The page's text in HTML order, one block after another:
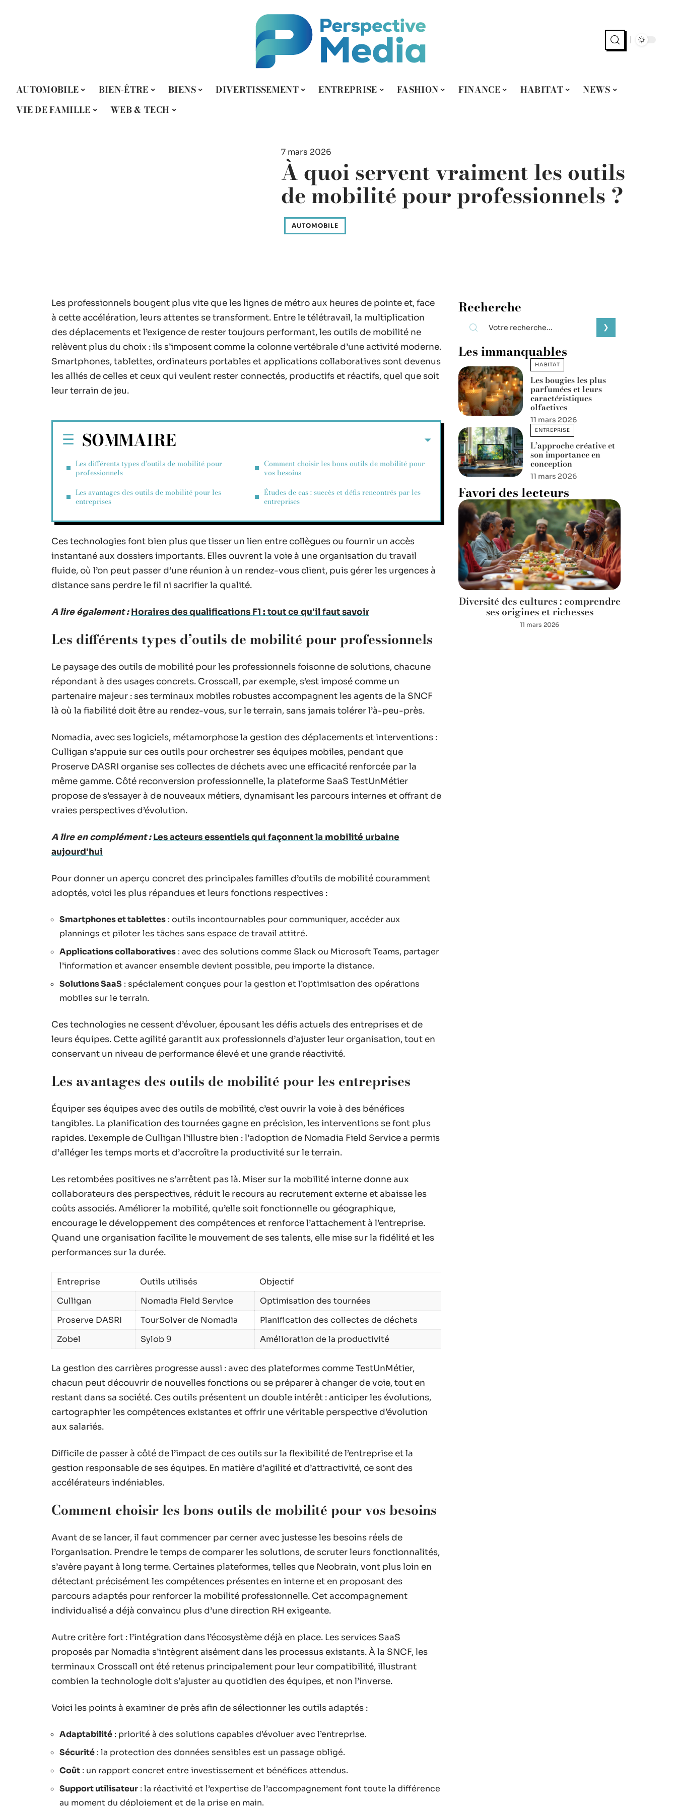
AUTOMOBILE BIEN-ÊTRE BIENS DIVERTISSEMENT ENTREPRISE FASHION FINANCE HABITAT
NEWS
VIE DE FAMILLE
WEB & TECH
7 mars 2026
À quoi servent vraiment les outils
de mobilité pour professionnels ?
AUTOMOBILE
Les professionnels bougent plus vite que les lignes de métro aux heures de pointe et, face
à cette accélération, leurs attentes se transforment. Entre le télétravail, la multiplication
des déplacements et l’exigence de rester toujours performant, les outils de mobilité ne
relèvent plus du choix : ils s’imposent comme la colonne vertébrale d’une activité moderne.
Smartphones, tablettes, ordinateurs portables et applications collaboratives sont devenus
les alliés de celles et ceux qui veulent rester connectés, productifs et réactifs, quel que soit
leur terrain de jeu.
SOMMAIRE
Les différents types d’outils de mobilité pour
professionnels
Les avantages des outils de mobilité pour les
entreprises
Comment choisir les bons outils de mobilité pour
vos besoins
Études de cas : succès et défis rencontrés par les
entreprises
Ces technologies font bien plus que tisser un lien entre collègues ou fournir un accès
instantané aux dossiers importants. Elles ouvrent la voie à une organisation du travail
fluide, où l’on peut passer d’une réunion à un rendez-vous client, puis gérer les urgences à
distance sans perdre le fil ni sacrifier la qualité.
A lire également : Horaires des qualifications F1 : tout ce qu'il faut savoir
Les différents types d’outils de mobilité pour professionnels
Le paysage des outils de mobilité pour les professionnels foisonne de solutions, chacune
répondant à des usages concrets. Crosscall, par exemple, s’est imposé comme un
partenaire majeur : ses terminaux mobiles robustes accompagnent les agents de la SNCF
là où la fiabilité doit être au rendez-vous, sur le terrain, sans jamais tolérer l’à-peu-près.
Nomadia, avec ses logiciels, métamorphose la gestion des déplacements et interventions :
Culligan s’appuie sur ces outils pour orchestrer ses équipes mobiles, pendant que
Proserve DASRI organise ses collectes de déchets avec une efficacité renforcée par la
même gamme. Côté reconversion professionnelle, la plateforme SaaS TestUnMétier
propose de s’essayer à de nouveaux métiers, dynamisant les parcours internes et offrant de
vraies perspectives d’évolution.
A lire en complément : Les acteurs essentiels qui façonnent la mobilité urbaine
aujourd'hui
Pour donner un aperçu concret des principales familles d’outils de mobilité couramment
adoptés, voici les plus répandues et leurs fonctions respectives :
Smartphones et tablettes : outils incontournables pour communiquer, accéder aux
plannings et piloter les tâches sans espace de travail attitré.
Applications collaboratives : avec des solutions comme Slack ou Microsoft Teams, partager
l’information et avancer ensemble devient possible, peu importe la distance.
Solutions SaaS : spécialement conçues pour la gestion et l’optimisation des opérations
mobiles sur le terrain.
Ces technologies ne cessent d’évoluer, épousant les défis actuels des entreprises et de
leurs équipes. Cette agilité garantit aux professionnels d’ajuster leur organisation, tout en
conservant un niveau de performance élevé et une grande réactivité.
Les avantages des outils de mobilité pour les entreprises
Équiper ses équipes avec des outils de mobilité, c’est ouvrir la voie à des bénéfices
tangibles. La planification des tournées gagne en précision, les interventions se font plus
rapides. L’exemple de Culligan l’illustre bien : l’adoption de Nomadia Field Service a permis
d’alléger les temps morts et d’accroître la productivité sur le terrain.
Les retombées positives ne s’arrêtent pas là. Miser sur la mobilité interne donne aux
collaborateurs des perspectives, réduit le recours au recrutement externe et abaisse les
coûts associés. Améliorer la mobilité, qu’elle soit fonctionnelle ou géographique,
encourage le développement des compétences et renforce l’attachement à l’entreprise.
Quand une organisation facilite le mouvement de ses talents, elle mise sur la fidélité et les
performances sur la durée.
Entreprise Outils utilisés
Objectif
Culligan
Nomadia Field Service
Optimisation des tournées
Proserve DASRI
TourSolver de Nomadia
Planification des collectes de déchets
Zobel
Sylob 9 Amélioration de la productivité
La gestion des carrières progresse aussi : avec des plateformes comme TestUnMétier,
chacun peut découvrir de nouvelles fonctions ou se préparer à changer de voie, tout en
restant dans sa société. Ces outils présentent un double intérêt : anticiper les évolutions,
cartographier les compétences existantes et offrir une véritable perspective d’évolution
aux salariés.
Difficile de passer à côté de l’impact de ces outils sur la flexibilité de l’entreprise et la
gestion responsable de ses équipes. En matière d’agilité et d’attractivité, ce sont des
accélérateurs indéniables.
Comment choisir les bons outils de mobilité pour vos besoins
Avant de se lancer, il faut commencer par cerner avec justesse les besoins réels de
l’organisation. Prendre le temps de comparer les solutions, de scruter leurs fonctionnalités,
s’avère payant à long terme. Certaines plateformes, telles que Neobrain, vont plus loin en
détectant précisément les compétences présentes en interne et en proposant des
parcours adaptés pour renforcer la mobilité professionnelle. Cet accompagnement
individualisé a déjà convaincu plus d’une direction RH exigeante.
Autre critère fort : l’intégration dans l’écosystème déjà en place. Les services SaaS
proposés par Nomadia s’intègrent aisément dans les processus existants. À la SNCF, les
terminaux Crosscall ont été retenus principalement pour leur compatibilité, illustrant
combien la technologie doit s’ajuster au quotidien des équipes, et non l’inverse.
Voici les points à examiner de près afin de sélectionner les outils adaptés :
Adaptabilité : priorité à des solutions capables d’évoluer avec l’entreprise.
Sécurité : la protection des données sensibles est un passage obligé.
Coût : un rapport concret entre investissement et bénéfices attendus.
Support utilisateur : la réactivité et l’expertise de l’accompagnement font toute la différence
au moment du déploiement et de la prise en main.
Recherche
Les immanquables
HABITAT
Les bougies les plus
parfumées et leurs
caractéristiques
olfactives
11 mars 2026
ENTREPRISE
L’approche créative et
son importance en
conception
11 mars 2026
Favori des lecteurs
Diversité des cultures : comprendre
ses origines et richesses
11 mars 2026